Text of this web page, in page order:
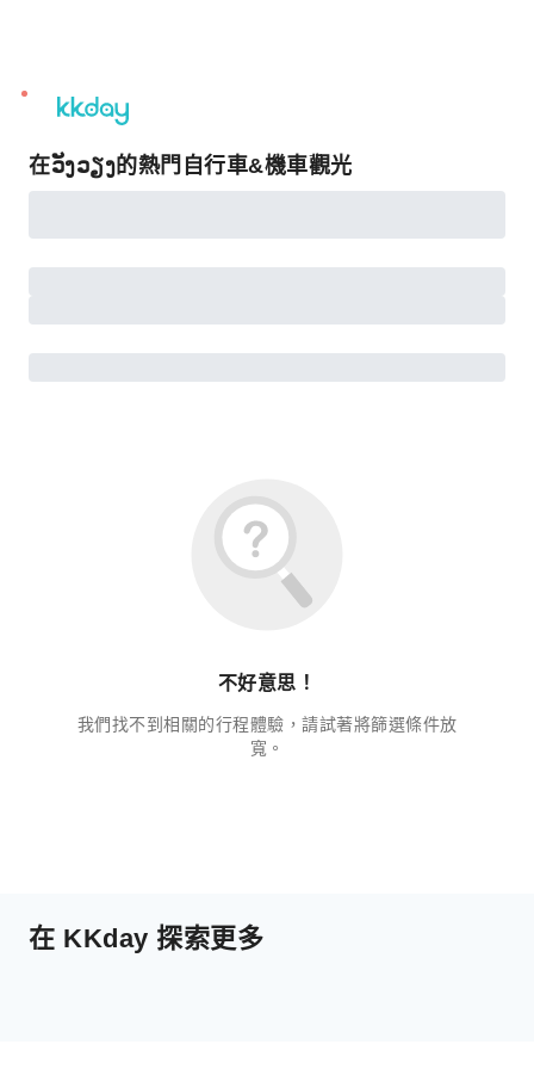
unread
notifications
在ວັງວຽງ的熱門自行車&機車觀光
不好意思！
我們找不到相關的行程體驗，請試著將篩選條件放
寬。
在 KKday 探索更多